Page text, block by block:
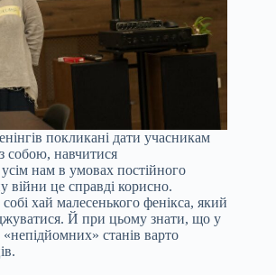
покликані дати учасникам
собою, навчитися
нам в умовах постійного
війни це справді корисно.
хай малесенького фенікса, який
Й при цьому знати, що у
станів варто